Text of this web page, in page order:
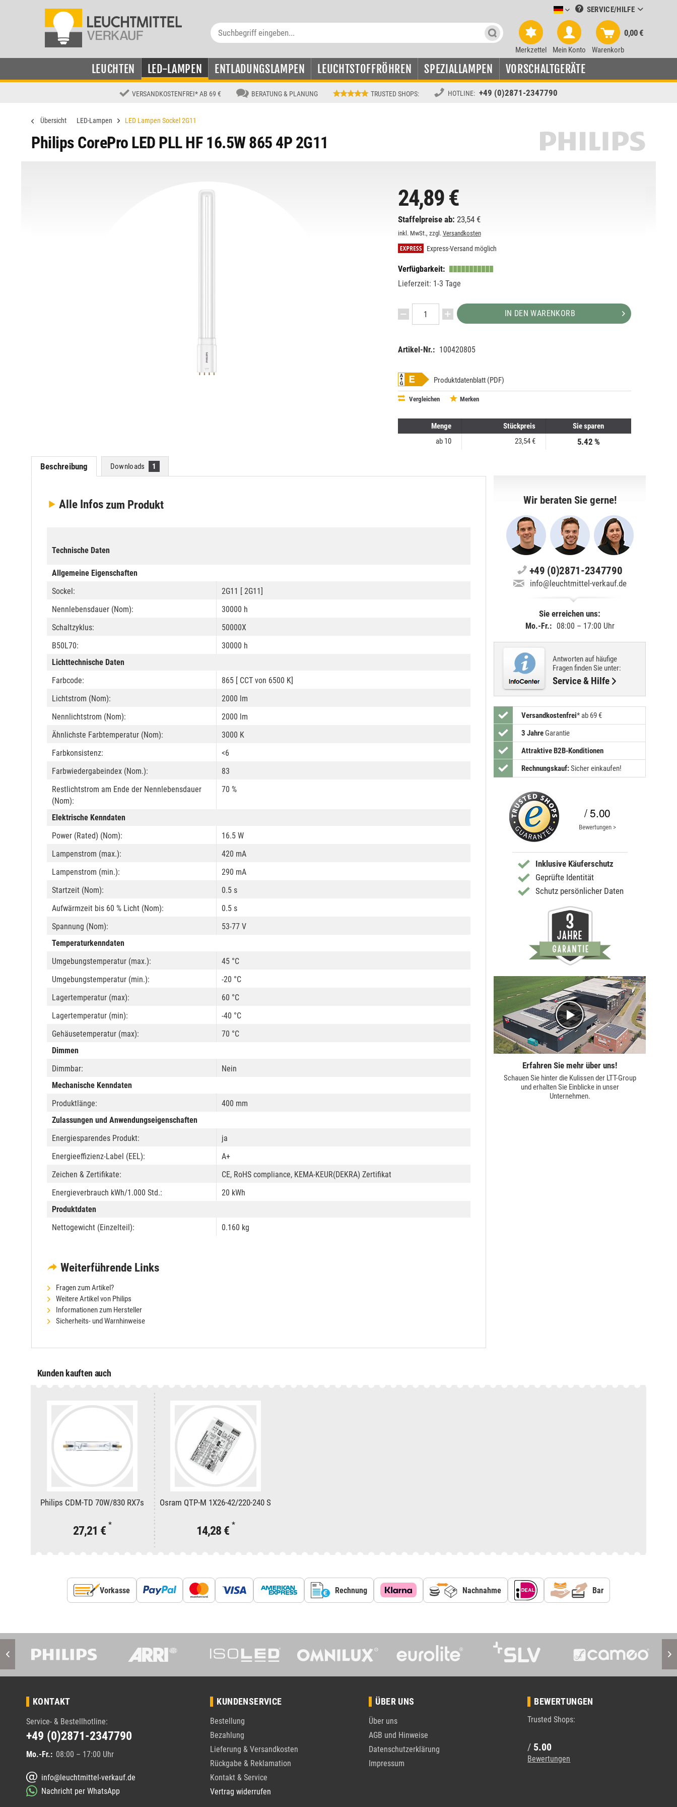
Leuchtmittel-Verkauf deutsch
SERVICE/HILFE
Merkzettel Mein Konto Warenkorb
0,00 €
LEUCHTEN LED-LAMPEN ENTLADUNGSLAMPEN LEUCHTSTOFFRÖHREN SPEZIALLAMPEN VORSCHALTGERÄTE
VERSANDKOSTENFREI* AB 69 € BERATUNG & PLANUNG TRUSTED SHOPS: HOTLINE: +49 (0)2871-2347790
Übersicht LED-Lampen LED Lampen Sockel 2G11
Philips CorePro LED PLL HF 16.5W 865 4P 2G11
24,89 €
Staffelpreise ab: 23,54 €
inkl. MwSt., zzgl. Versandkosten
Express-Versand möglich
Verfügbarkeit:
Lieferzeit: 1-3 Tage
IN DEN WARENKORB
Artikel-Nr.: 100420805
Produktdatenblatt (PDF)
Vergleichen Merken
Menge Stückpreis
Sie sparen
ab 10 23,54 € 5.42 %
Beschreibung Downloads 1
Alle Infos zum Produkt
Technische Daten
Allgemeine Eigenschaften
Sockel:
2G11 [ 2G11]
Nennlebensdauer (Nom):
30000 h
Schaltzyklus:
50000X
B50L70:
30000 h
Lichttechnische Daten
Farbcode:
865 [ CCT von 6500 K]
Lichtstrom (Nom):
2000 lm
Nennlichtstrom (Nom):
2000 lm
Ähnlichste Farbtemperatur (Nom):
3000 K
Farbkonsistenz:
<6
Farbwiedergabeindex (Nom.):
83
Restlichtstrom am Ende der Nennlebensdauer
(Nom):
70 %
Elektrische Kenndaten
Power (Rated) (Nom):
16.5 W
Lampenstrom (max.):
420 mA
Lampenstrom (min.):
290 mA
Startzeit (Nom):
0.5 s
Aufwärmzeit bis 60 % Licht (Nom):
0.5 s
Spannung (Nom):
53-77 V
Temperaturkenndaten
Umgebungstemperatur (max.):
45 °C
Umgebungstemperatur (min.):
-20 °C
Lagertemperatur (max):
60 °C
Lagertemperatur (min):
-40 °C
Gehäusetemperatur (max):
70 °C
Dimmen
Dimmbar:
Nein
Mechanische Kenndaten
Produktlänge:
400 mm
Zulassungen und Anwendungseigenschaften
Energiesparendes Produkt:
ja
Energieeffizienz-Label (EEL):
A+
Zeichen & Zertifikate:
CE, RoHS compliance, KEMA-KEUR(DEKRA) Zertifikat
Energieverbrauch kWh/1.000 Std.:
20 kWh
Produktdaten
Nettogewicht (Einzelteil):
0.160 kg
Weiterführende Links
Fragen zum Artikel?
Weitere Artikel von Philips
Informationen zum Hersteller
Sicherheits- und Warnhinweise
Wir beraten Sie gerne!
+49 (0)2871-2347790
info@leuchtmittel-verkauf.de
Sie erreichen uns:
Mo.-Fr.: 08:00 – 17:00 Uhr
Antworten auf häufige
Fragen finden Sie unter:
Service & Hilfe
Versandkostenfrei* ab 69 €
3 Jahre Garantie
Attraktive B2B-Konditionen
Rechnungskauf:Sicher einkaufen!
/ 5.00
Bewertungen >
Inklusive Käuferschutz
Geprüfte Identität
Schutz persönlicher Daten
Erfahren Sie mehr über uns!
Schauen Sie hinter die Kulissen der LTT-Group
und erhalten Sie Einblicke in unser
Unternehmen.
Kunden kauften auch
Philips CDM-TD 70W/830 RX7s
27,21 € *
Osram QTP-M 1X26-42/220-240 S
14,28 € *
Vorkasse Rechnung Nachnahme Bar
KONTAKT
Service- & Bestellhotline:
+49 (0)2871-2347790
Mo.-Fr.: 08:00 – 17:00 Uhr
info@leuchtmittel-verkauf.de
Nachricht per WhatsApp
KUNDENSERVICE
Bestellung
Bezahlung
Lieferung & Versandkosten
Rückgabe & Reklamation
Kontakt & Service
Vertrag widerrufen
ÜBER UNS
Über uns
AGB und Hinweise
Datenschutzerklärung
Impressum
BEWERTUNGEN
Trusted Shops:
/ 5.00
Bewertungen